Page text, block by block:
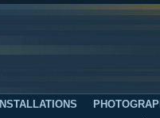
INSTALLATIONS